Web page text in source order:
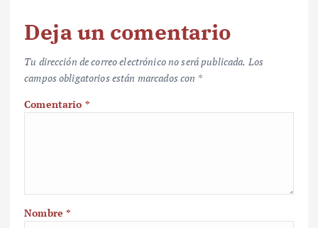
Deja un comentario
Tu dirección de correo electrónico no será publicada. Los
campos obligatorios están marcados con *
Comentario *
Nombre*